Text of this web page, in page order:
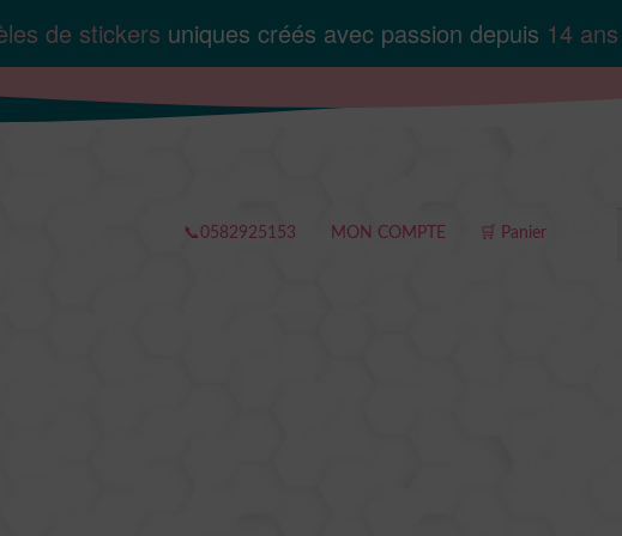
de stickers uniques créés avec passion depuis 14 ans
📞0582925153 MON COMPTE 🛒 Panier